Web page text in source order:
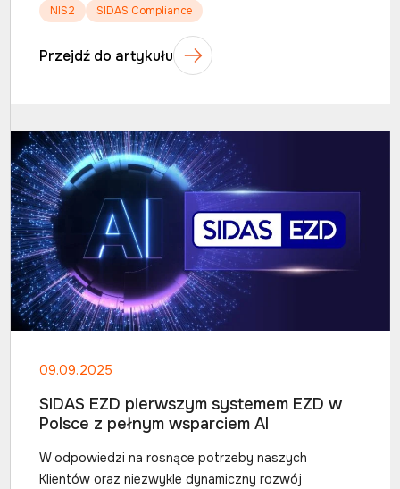
NIS2 SIDAS Compliance
Przejdź do artykułu
09.09.2025
SIDAS EZD pierwszym systemem EZD w
Polsce z pełnym wsparciem AI
W odpowiedzi na rosnące potrzeby naszych
Klientów oraz niezwykle dynamiczny rozwój